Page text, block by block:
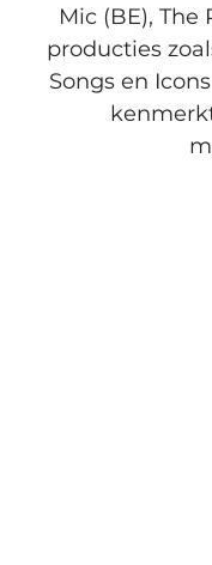
Mic (BE), The
producties
Songs en